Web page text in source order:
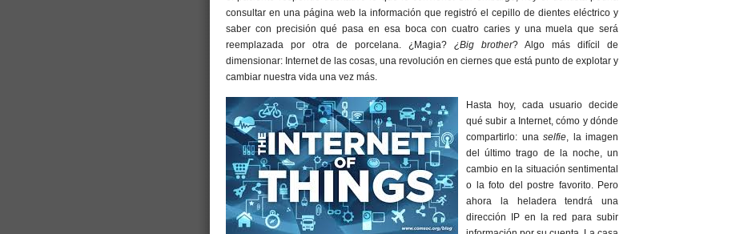
consultar en una página web la información que registró el cepillo de dientes eléctrico y
saber con precisión qué pasa en esa boca con cuatro caries y una muela que será
reemplazada por otra de porcelana. ¿Magia? ¿Big brother? Algo más difícil de
dimensionar: Internet de las cosas, una revolución en ciernes que está punto de explotar y
cambiar nuestra vida una vez más.
Hasta hoy, cada usuario decide
qué subir a Internet, cómo y dónde
compartirlo: una selfie, la imagen
del último trago de la noche, un
cambio en la situación sentimental
o la foto del postre favorito. Pero
ahora la heladera tendrá una
dirección IP en la red para subir